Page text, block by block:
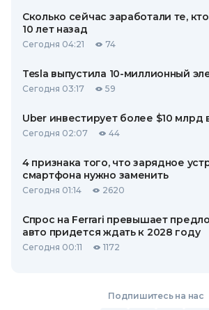
Сколько сейчас заработали те,
10 лет назад
Сегодня 04:21 74
Tesla выпустила 10-миллионный
Сегодня 03:17 59
Uber инвестирует более $10 млрд
Сегодня 02:07 44
4 признака того, что зарядное
смартфона нужно заменить
Сегодня 01:14 2620
Спрос на Ferrari превышает
авто придется ждать к 2028 году
Сегодня 00:11 1172
Подпишитесь на нас